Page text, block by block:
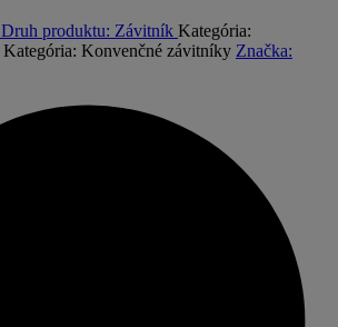
Druh produktu: Závitník Kategória:
Kategória: Konvenčné závitníky Značka: